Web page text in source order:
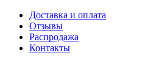
Доставка и оплата
Отзывы
Распродажа
Контакты